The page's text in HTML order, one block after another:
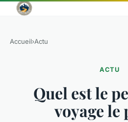
Accueil›Actu
ACTU
Quel est le
voyage le